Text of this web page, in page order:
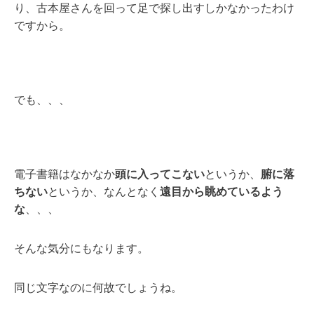
り、古本屋さんを回って足で探し出すしかなかったわけ
ですから。
でも、、、
電子書籍はなかなか頭に入ってこないというか、 腑に落
ちないというか、なんとなく 遠目から眺めているよう
な
そんな気分にもなります。
同じ文字なのに何故でしょうね。